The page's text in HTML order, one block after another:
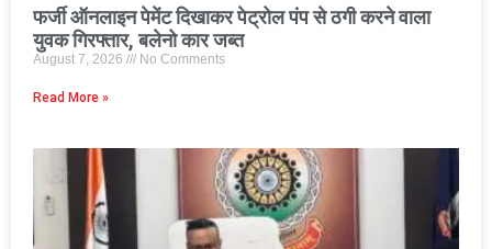
फर्जी ऑनलाइन पेमेंट दिखाकर पेट्रोल पंप से ठगी करने वाला
युवक गिरफ्तार, बलेनो कार जब्त
August 7, 2026 No Comments
Read More »